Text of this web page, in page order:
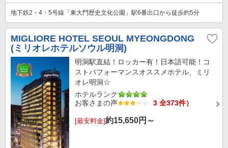
地下鉄2・4・5号線「東大門歴史文化公園」駅6番出口から徒歩約5分
MIGLIORE HOTEL SEOUL MYEONGDONG
(ミリオレホテルソウル明洞)
明洞駅直結！ロッカー有！日本語可能！コ
ストパフォーマンスオススメホテル、ミリ
オレ明洞☆
ホテルランク
お客さまの声
3 全373件）
[最安料金]約15,650円～